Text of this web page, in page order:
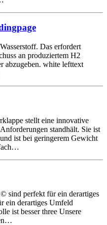
Das erfordert
an produziertem H2
abzugeben. white lefttext
stellt eine innovative
standhält. Sie ist
ist bei geringerem Gewicht
© sind perfekt für ein derartiges
ein derartiges Umfeld
ist besser three Unsere